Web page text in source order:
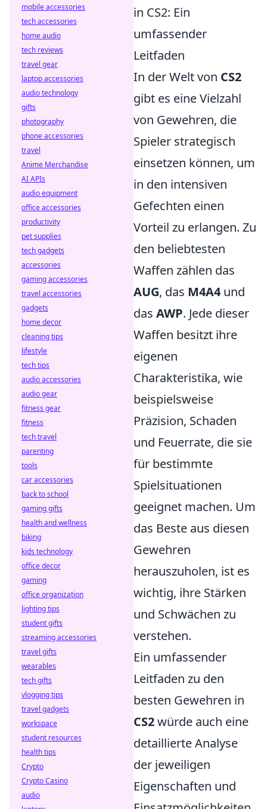
in CS2: Ein
umfassender
Leitfaden
In der Welt von CS2
gibt es eine Vielzahl
von Gewehren, die
Spieler strategisch
einsetzen können, um
in den intensiven
Gefechten einen
Vorteil zu erlangen. Zu
den beliebtesten
Waffen zählen das
AUG, das M4A4 und
das AWP. Jede dieser
Waffen besitzt ihre
eigenen
Charakteristika, wie
beispielsweise
Präzision, Schaden
und Feuerrate, die sie
für bestimmte
Spielsituationen
geeignet machen. Um
das Beste aus diesen
Gewehren
herauszuholen, ist es
wichtig, ihre Stärken
und Schwächen zu
verstehen.
Ein umfassender
Leitfaden zu den
besten Gewehren in
CS2würde auch eine
detaillierte Analyse
der jeweiligen
Eigenschaften und
mobile accessories
tech accessories
home audio
tech reviews
travel gear
laptop accessories
audio technology
gifts
photography
phone accessories
travel
Anime Merchandise
AI APIs
audio equipment
office accessories
productivity
pet supplies
tech gadgets
accessories
gaming accessories
travel accessories
gadgets
home decor
cleaning tips
lifestyle
tech tips
audio accessories
audio gear
fitness gear
fitness
tech travel
parenting
tools
car accessories
back to school
gaming gifts
health and wellness
biking
kids technology
office decor
gaming
office organization
lighting tips
student gifts
streaming accessories
travel gifts
wearables
tech gifts
vlogging tips
travel gadgets
workspace
student resources
health tips
Crypto
Crypto Casino
audio